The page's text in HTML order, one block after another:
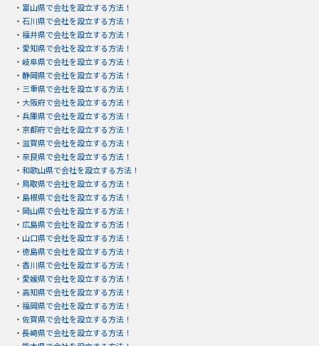
・ 富山県で会社を設立する方法！
・ 石川県で会社を設立する方法！
・ 福井県で会社を設立する方法！
・ 愛知県で会社を設立する方法！
・ 岐阜県で会社を設立する方法！
・ 静岡県で会社を設立する方法！
・ 三重県で会社を設立する方法！
・ 大阪府で会社を設立する方法！
・ 兵庫県で会社を設立する方法！
・ 京都府で会社を設立する方法！
・ 滋賀県で会社を設立する方法！
・ 奈良県で会社を設立する方法！
・ 和歌山県で会社を設立する方法！
・ 鳥取県で会社を設立する方法！
・ 島根県で会社を設立する方法！
・ 岡山県で会社を設立する方法！
・ 広島県で会社を設立する方法！
・ 山口県で会社を設立する方法！
・ 徳島県で会社を設立する方法！
・ 香川県で会社を設立する方法！
・ 愛媛県で会社を設立する方法！
・ 高知県で会社を設立する方法！
・ 福岡県で会社を設立する方法！
・ 佐賀県で会社を設立する方法！
・ 長崎県で会社を設立する方法！